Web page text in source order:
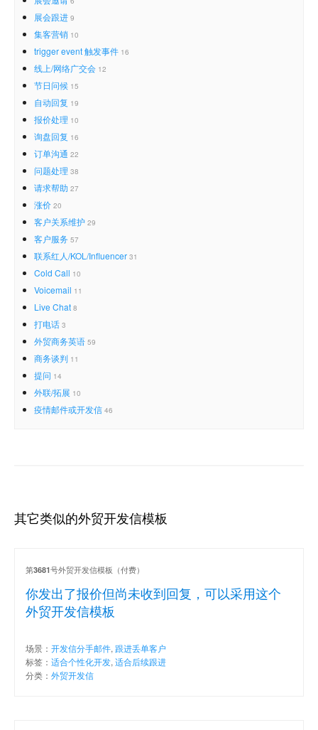
展会跟进 9
集客营销 10
trigger event 触发事件 16
线上/网络广交会 12
节日问候 15
自动回复 19
报价处理 10
询盘回复 16
订单沟通 22
问题处理 38
请求帮助 27
涨价 20
客户关系维护 29
客户服务 57
联系红人/KOL/Influencer 31
Cold Call 10
Voicemail 11
Live Chat 8
打电话 3
外贸商务英语 59
商务谈判 11
提问 14
外联/拓展 10
疫情邮件或开发信 46
其它类似的外贸开发信模板
你发出了报价但尚未收到回复，可以采用这个
外贸开发信模板
第3681号外贸开发信模板（付费）
场景： 开发信分手邮件, 跟进丢单客户
标签： 适合个性化开发, 适合后续跟进
分类： 外贸开发信